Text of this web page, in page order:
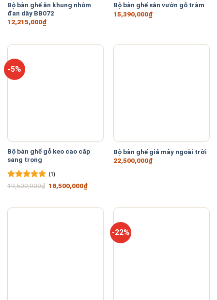
Bộ bàn ghế ăn khung nhôm
đan dây BB072
12,215,000₫
Bộ bàn ghế sân vườn gỗ tràm
15,390,000₫
-5%
Bộ bàn ghế gỗ keo cao cấp
sang trọng
Được xếp
(1)
19,500,000₫ Giá
gốc
18,500,000₫Giá
hiện
18,500,000₫.
Bộ bàn ghế giả mây ngoài trời
22,500,000₫
-22%